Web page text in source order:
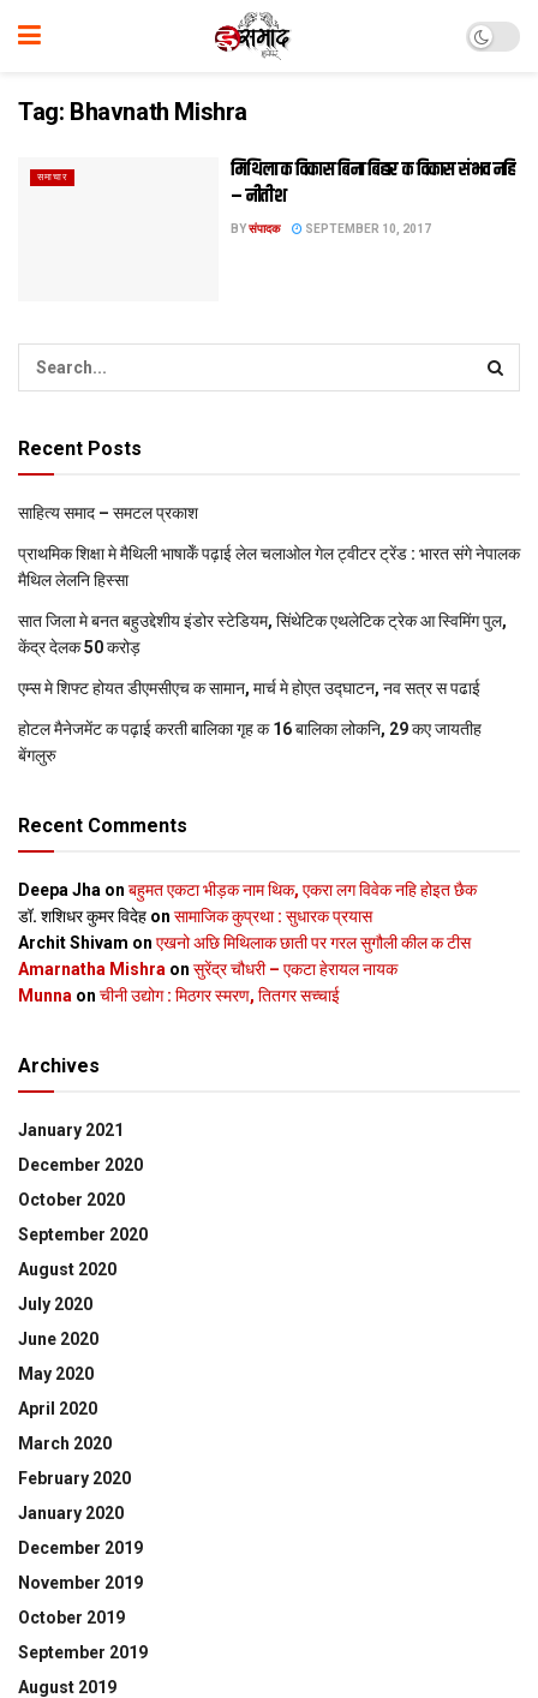
Tag: Bhavnath Mishra
समाचार
मिथिला क विकास बिना बिहार क विकास संभव नहि
– नीतीश
BYसंपादक SEPTEMBER 10, 2017
Recent Posts
साहित्य समाद – समटल प्रकाश
प्राथमिक शि‍क्षा मे मैथि‍ली भाषाकेँ पढ़ाई लेल चलाओल गेल ट्वीटर ट्रेंड : भारत संगे नेपालक
मैथिल लेलनि हिस्सा
सात जिला मे बनत बहुउद्देशीय इंडोर स्‍टेडि‍यम, सिंथेटिक एथलेटिक ट्रेक आ स्विमिंग पुल,
केंद्र देलक 50 करोड़
एम्स मे शिफ्ट होयत डीएमसीएच क सामान, मार्च मे होएत उद्घाटन, नव सत्र स पढाई
होटल मैनेजमेंट क पढ़ाई करती बालिका गृह क 16 बालिका लोकनि, 29 कए जायतीह
बेंगलुरु
Recent Comments
Deepa Jha on बहुमत एकटा भीड़क नाम थिक, एकरा लग विवेक नहि होइत छैक
डॉ. शशिधर कुमर विदेह on सामाजिक कुप्रथा : सुधारक प्रयास
Archit Shivam on एखनो अछि मिथिलाक छाती पर गरल सुगौली कील क टीस
Amarnatha Mishra on सुरेंद्र चौधरी – एकटा हेरायल नायक
Munna on चीनी उद्योग : मिठगर स्‍मरण, तितगर सच्‍चाई
Archives
January 2021
December 2020
October 2020
September 2020
August 2020
July 2020
June 2020
May 2020
April 2020
March 2020
February 2020
January 2020
December 2019
November 2019
October 2019
September 2019
August 2019